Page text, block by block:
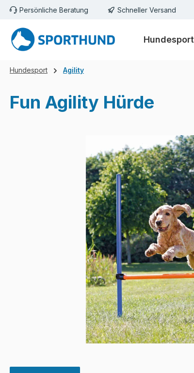
Hauptinhalt springen
Zur Suche springen
Zur Hauptnavigation springen
Persönliche Beratung Schneller Versand
Hundesport
Hundesport Agility
Fun Agility Hürde